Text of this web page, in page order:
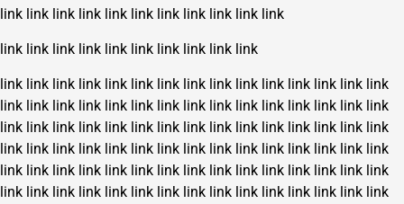
link link link link link link link link link link link
link link link link link link link link link link
link link link link link link link link link link link link link link link
link link link link link link link link link link link link link link link
link link link link link link link link link link link link link link link
link link link link link link link link link link link link link link link
link link link link link link link link link link link link link link link
link link link link link link link link link link link link link link link